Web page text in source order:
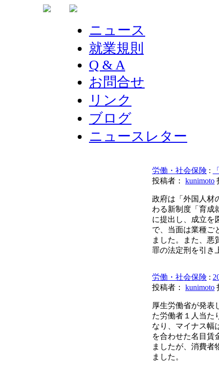
ニュース
就業規則
Q & A
お問合せ
リンク
ブログ
ニュースレター
労働・社会保険 :
投稿者： kunimoto
政府は「外国人材
わる新制度「育成
に提出し、成立を
で、当面は業種ご
ました。また、悪
罪の法定刑を引き
労働・社会保険 :
投稿者： kunimoto
厚生労働省が発表
た労働者１人当た
なり、マイナス幅
を合わせた名目賃
ましたが、消費者
ました。